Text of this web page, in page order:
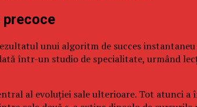
precoce
unui algoritm de succes
într-un studio de specialitate, urmând
al evoluției sale ulterioare. Tot atunci a